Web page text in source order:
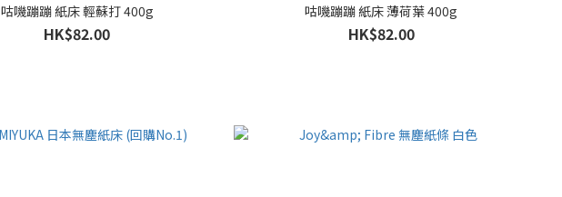
咕嘰蹦蹦 紙床 輕蘇打 400g
HK$82.00
咕嘰蹦蹦 紙床 薄荷葉 400g
HK$82.00